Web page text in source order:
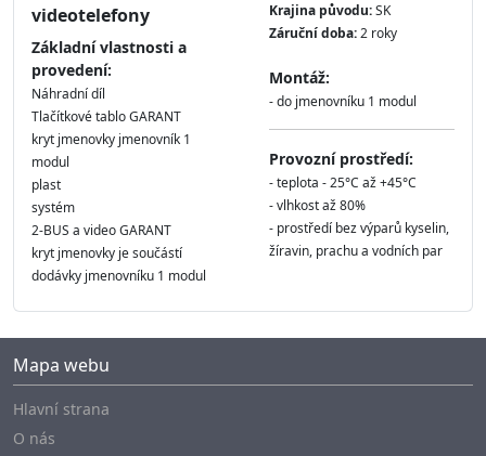
videotelefony
Základní vlastnosti a
provedení:
Náhradní díl
Tlačítkové tablo GARANT
kryt jmenovky jmenovník 1
modul
plast
systém
2-BUS a video GARANT
kryt jmenovky je součástí
dodávky jmenovníku 1 modul
Krajina původu:SK
Záruční doba:2 roky
Montáž:
- do jmenovníku 1 modul
Provozní prostředí:
- teplota - 25°C až +45°C
- vlhkost až 80%
- prostředí bez výparů kyselin,
žíravin, prachu a vodních par
Mapa webu
Hlavní strana
O nás